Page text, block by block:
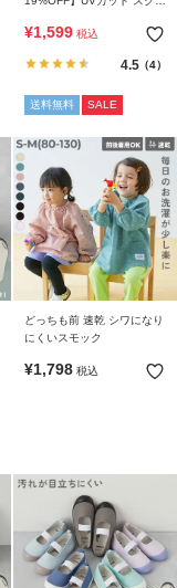
ュガード
¥1,599 税込
4.5（4）
送料無料 SALE
どっちも前 速乾 シワになり
にくいスモック
¥1,798 税込